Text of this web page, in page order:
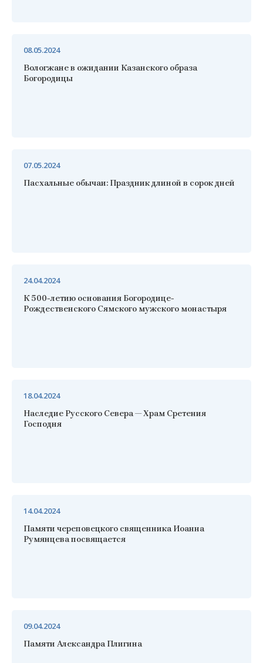
Вологжане в ожидании Казанского образа
Богородицы
08.05.2024
Пасхальные обычаи: Праздник длиной в сорок дней
07.05.2024
К 500-летию основания Богородице-
Рождественского Сямского мужского монастыря
24.04.2024
Наследие Русского Севера — Храм Сретения
Господня
18.04.2024
Памяти череповецкого священника Иоанна
Румянцева посвящается
14.04.2024
Памяти Александра Плигина
09.04.2024